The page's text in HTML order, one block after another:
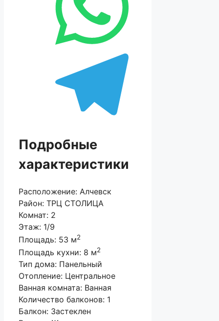
Подробные
характеристики
Расположение: Алчевск
Район: ТРЦ СТОЛИЦА
Комнат: 2
Этаж: 1/9
Площадь: 53 м2
Площадь кухни: 8 м2
Тип дома: Панельный
Отопление: Центральное
Ванная комната: Ванная
Количество балконов: 1
Балкон: Застеклен